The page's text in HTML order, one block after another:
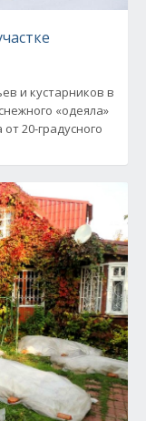
и кустарников в
«одеяла»
20-градусного